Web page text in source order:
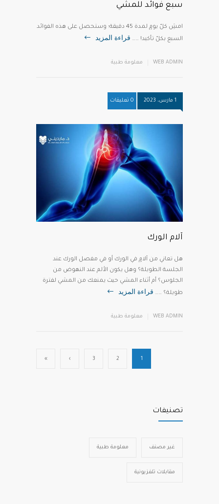
سبع فوائد للمشي
‎‏امشِ كلّ يومٍ لمدة 45 دقيقة؛ وستحصل على هذه الفوائد
السبع بكلّ تأكيد! …… قراءة المزيد
WEB ADMIN معلومة طبية
1 مارس، 2023 0 تعليقات
آلام الورك
هل تعاني من آلامٍ في الورك أو في مفصل الورك عند
الجلسة الطويلة؟ وهل يكون الألم عند النهوض من
الجلوس؟ أم أثناء المشي حيث يمنعك من المشي لفترة
طويلة؟ …… قراءة المزيد
WEB ADMIN معلومة طبية
1
2
3
›
»
تصنيفات
غير مصنف معلومة طبية
مقابلات تلفزيونية